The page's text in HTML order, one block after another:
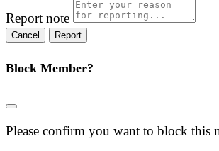
Report note
Report
Block Member?
Please confirm you want to block this